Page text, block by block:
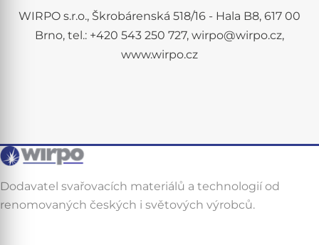
WIRPO s.r.o., Škrobárenská 518/16 - Hala B8, 617 00
Brno, tel.: +420 543 250 727, wirpo@wirpo.cz,
www.wirpo.cz
Dodavatel svařovacích materiálů a technologií od
renomovaných českých i světových výrobců.